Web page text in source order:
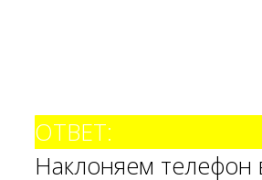
ОТВЕТ:
Наклоняем телефон